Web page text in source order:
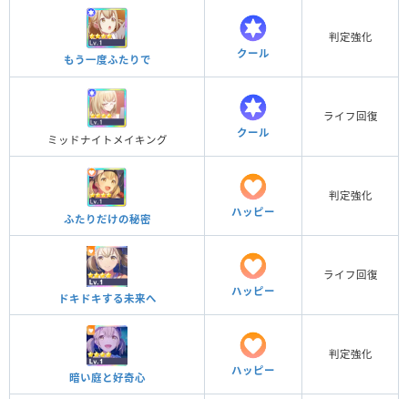
もう一度ふたりで
クール
判定強化
ミッドナイトメイキング
クール
ライフ回復
ふたりだけの秘密
ハッピー
判定強化
ドキドキする未来へ
ハッピー
ライフ回復
暗い庭と好奇心
ハッピー
判定強化